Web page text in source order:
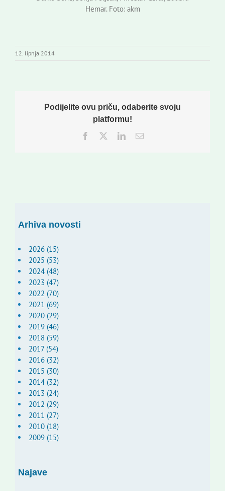
Hemar. Foto: akm
12. lipnja 2014
Podijelite ovu priču, odaberite svoju
platformu!
Facebook
TwitterLinkedInEmail:
Arhiva novosti
2026 (15)
2025 (53)
2024 (48)
2023 (47)
2022 (70)
2021 (69)
2020 (29)
2019 (46)
2018 (59)
2017 (54)
2016 (32)
2015 (30)
2014 (32)
2013 (24)
2012 (29)
2011 (27)
2010 (18)
2009 (15)
Najave